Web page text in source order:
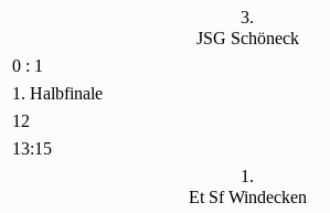
3.
JSG Schöneck
0 : 1
1. Halbfinale
12
13:15
1.
Et Sf Windecken